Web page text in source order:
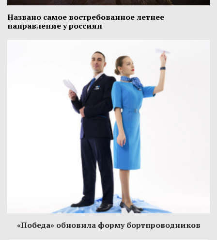
Названо самое востребованное летнее
направление у россиян
«Победа» обновила форму бортпроводников